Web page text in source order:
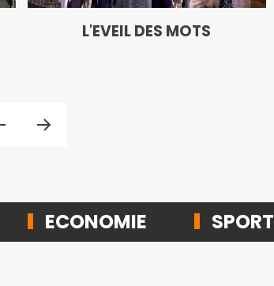
L'EVEIL DES MOTS
ECONOMIE SPORT